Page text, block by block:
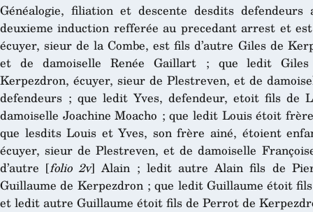
Généalogie, filiation et descente desdits
deuxieme induction refferée au precedant arrest et
écuyer, sieur de la Combe, est fils d’autre Giles de
et de damoiselle Renée Gaillart ; que ledit
Kerpezdron, écuyer, sieur de Plestreven, et de
defendeurs ; que ledit Yves, defendeur, etoit fils de
damoiselle Joachine Moacho ; que ledit Louis étoit
que lesdits Louis et Yves, son frère ainé, étoient
écuyer, sieur de Plestreven, et de damoiselle
d’autre [folio 2v] Alain ; ledit autre Alain fils de
Guillaume de Kerpezdron ; que ledit Guillaume étoit
et ledit autre Guillaume étoit fils de Perrot de